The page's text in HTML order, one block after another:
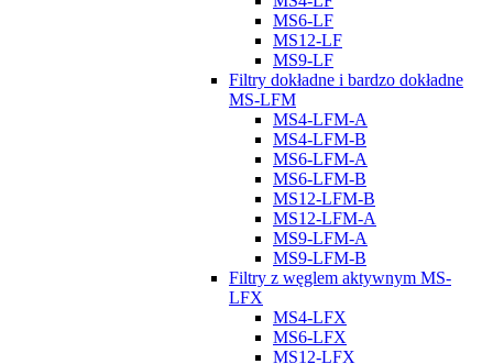
MS6-LF
MS12-LF
MS9-LF
Filtry dokładne i bardzo dokładne
MS-LFM
MS4-LFM-A
MS4-LFM-B
MS6-LFM-A
MS6-LFM-B
MS12-LFM-B
MS12-LFM-A
MS9-LFM-A
MS9-LFM-B
Filtry z węglem aktywnym MS-
LFX
MS4-LFX
MS6-LFX
MS12-LFX